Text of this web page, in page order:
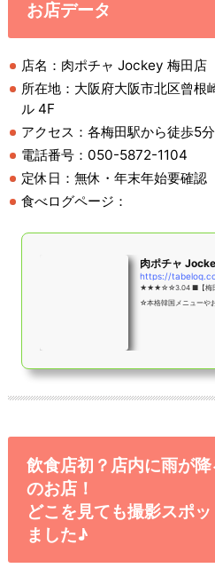
お店データ
店名：肉ポチャ Jockey 梅田店
所在地：大阪府大阪市北区曾
ル 4F
アクセス：各梅田駅から徒歩5分
電話番号：050-5872-1104
定休日：無休・年末年始要確認
食べログページ：
肉ポチャ
★★★☆☆3.04 ■【梅田
☆本格韓国メニューや
飲食店初？店内に雨が
のお店！
どこを見ても撮影スポ
ました♪